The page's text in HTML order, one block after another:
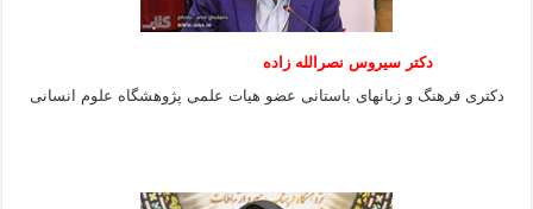
دکتر سیروس نصرالله زاده
دکتری فرهنگ و زبانهای باستانی عضو هیات علمی پژوهشگاه علوم انسانی